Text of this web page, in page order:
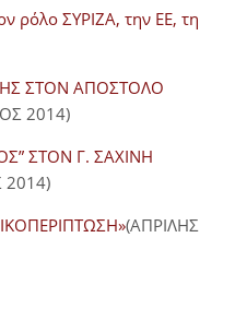
ρόλο ΣΥΡΙΖΑ, την ΕΕ, τη
ΣΤΟΝ ΑΠΟΣΤΟΛΟ
2014)
ΣΤΟΝ Γ. ΣΑΧΙΝΗ
2014)
(ΑΠΡΙΛΗΣ